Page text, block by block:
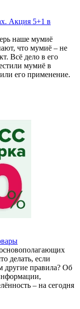
Акция 5+1 в
наше мумиё
что мумиё – не
Всё дело в его
мумиё в
его применение.
основополагающих
делать, если
другие правила? Об
– на сегодня